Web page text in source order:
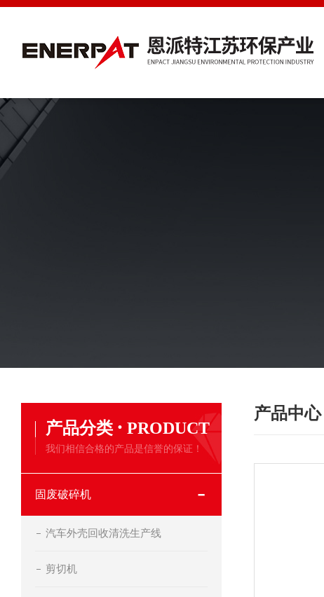
产品分类 · PRODUCT
我们相信合格的产品是信誉的保证！
固废破碎机
汽车外壳回收清洗生产线
剪切机
产品中心